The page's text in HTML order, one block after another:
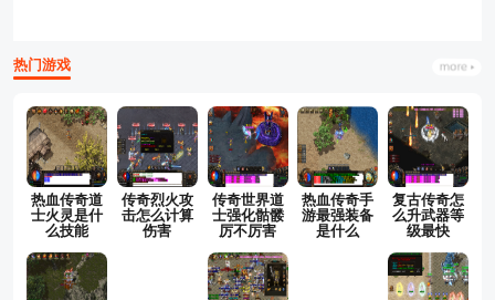
热门游戏
热血传奇道
士火灵是什
么技能
传奇烈火攻
击怎么计算
伤害
传奇世界道
士强化骷髅
厉不厉害
热血传奇手
游最强装备
是什么
复古传奇怎
么升武器等
级最快